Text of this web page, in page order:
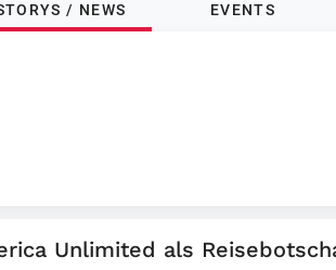
/ NEWS EVENTS
Unlimited als